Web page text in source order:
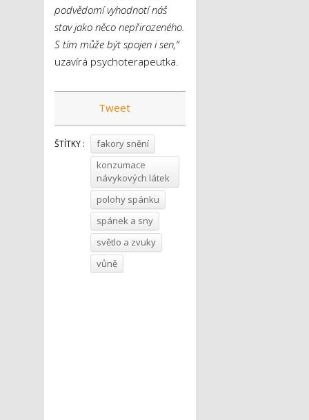
podvědomí vyhodnotí náš
stav jako něco nepřirozeného.
S tím může být spojen i sen,“
uzavírá psychoterapeutka.
Tweet
ŠTÍTKY :
fakory snění
konzumace
návykových látek
polohy spánku
spánek a sny
světlo a zvuky
vůně